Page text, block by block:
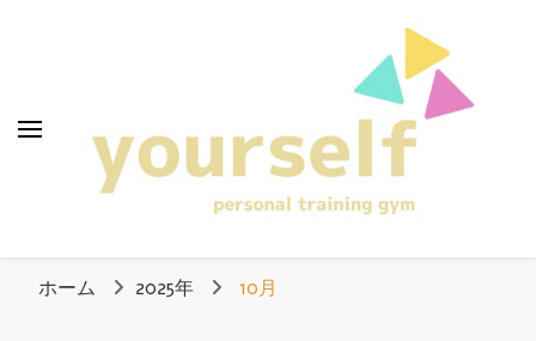
ソナルトレーニング
ホーム 2025年 10月